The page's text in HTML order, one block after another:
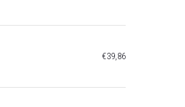
€39,86